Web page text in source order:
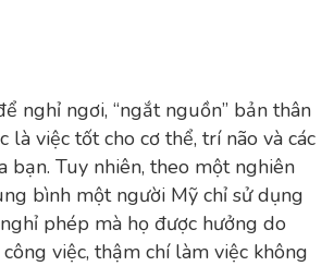
nghỉ ngơi, “ngắt nguồn” bản thân
là việc tốt cho cơ thể, trí não và các
bạn. Tuy nhiên, theo một nghiên
bình một người Mỹ chỉ sử dụng
phép mà họ được hưởng do
việc, thậm chí làm việc không